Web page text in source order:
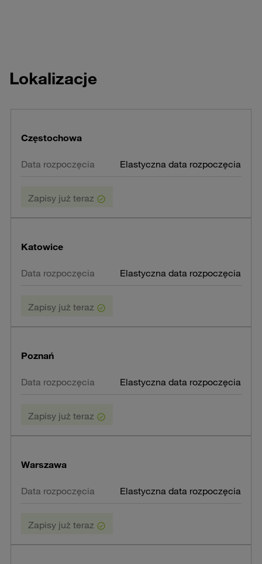
Lokalizacje
Częstochowa
Elastyczna data rozpoczęcia
Zapisy już teraz
Katowice
Elastyczna data rozpoczęcia
Zapisy już teraz
Poznań
Elastyczna data rozpoczęcia
Zapisy już teraz
Warszawa
Elastyczna data rozpoczęcia
Zapisy już teraz